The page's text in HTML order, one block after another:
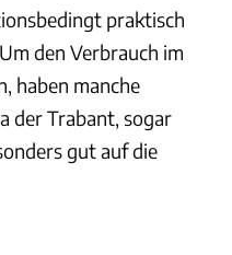
praktisch
den Verbrauch im
haben manche
der Trabant, sogar
gut auf die